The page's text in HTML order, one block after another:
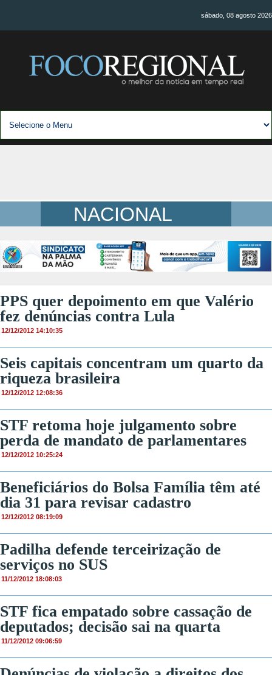
sábado, 08 agosto 2026
NACIONAL
PPS quer depoimento em que Valério
fez denúncias contra Lula
12/12/2012 14:10:35
Seis capitais concentram um quarto da
riqueza brasileira
12/12/2012 12:08:36
STF retoma hoje julgamento sobre
perda de mandato de parlamentares
12/12/2012 10:25:24
Beneficiários do Bolsa Família têm até
dia 31 para revisar cadastro
12/12/2012 08:19:09
Padilha defende terceirização de
serviços no SUS
11/12/2012 18:08:03
STF fica empatado sobre cassação de
deputados; decisão sai na quarta
11/12/2012 09:06:59